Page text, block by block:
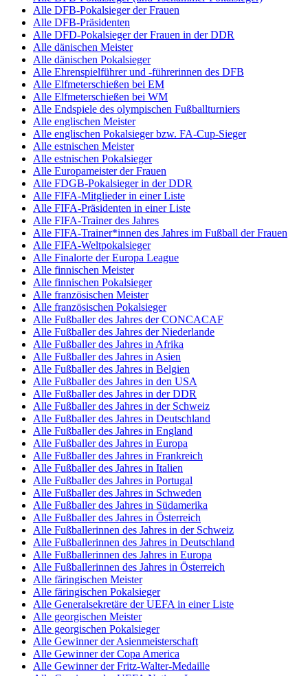
Alle DFB-Pokalsieger der Frauen
Alle DFB-Präsidenten
Alle DFD-Pokalsieger der Frauen in der DDR
Alle dänischen Meister
Alle dänischen Pokalsieger
Alle Ehrenspielführer und -führerinnen des DFB
Alle Elfmeterschießen bei EM
Alle Elfmeterschießen bei WM
Alle Endspiele des olympischen Fußballturniers
Alle englischen Meister
Alle englischen Pokalsieger bzw. FA-Cup-Sieger
Alle estnischen Meister
Alle estnischen Pokalsieger
Alle Europameister der Frauen
Alle FDGB-Pokalsieger in der DDR
Alle FIFA-Mitglieder in einer Liste
Alle FIFA-Präsidenten in einer Liste
Alle FIFA-Trainer des Jahres
Alle FIFA-Trainer*innen des Jahres im Fußball der Frauen
Alle FIFA-Weltpokalsieger
Alle Finalorte der Europa League
Alle finnischen Meister
Alle finnischen Pokalsieger
Alle französischen Meister
Alle französischen Pokalsieger
Alle Fußballer des Jahres der CONCACAF
Alle Fußballer des Jahres der Niederlande
Alle Fußballer des Jahres in Afrika
Alle Fußballer des Jahres in Asien
Alle Fußballer des Jahres in Belgien
Alle Fußballer des Jahres in den USA
Alle Fußballer des Jahres in der DDR
Alle Fußballer des Jahres in der Schweiz
Alle Fußballer des Jahres in Deutschland
Alle Fußballer des Jahres in England
Alle Fußballer des Jahres in Europa
Alle Fußballer des Jahres in Frankreich
Alle Fußballer des Jahres in Italien
Alle Fußballer des Jahres in Portugal
Alle Fußballer des Jahres in Schweden
Alle Fußballer des Jahres in Südamerika
Alle Fußballer des Jahres in Österreich
Alle Fußballerinnen des Jahres in der Schweiz
Alle Fußballerinnen des Jahres in Deutschland
Alle Fußballerinnen des Jahres in Europa
Alle Fußballerinnen des Jahres in Österreich
Alle färingischen Meister
Alle färingischen Pokalsieger
Alle Generalsekretäre der UEFA in einer Liste
Alle georgischen Meister
Alle georgischen Pokalsieger
Alle Gewinner der Asienmeisterschaft
Alle Gewinner der Copa America
Alle Gewinner der Fritz-Walter-Medaille